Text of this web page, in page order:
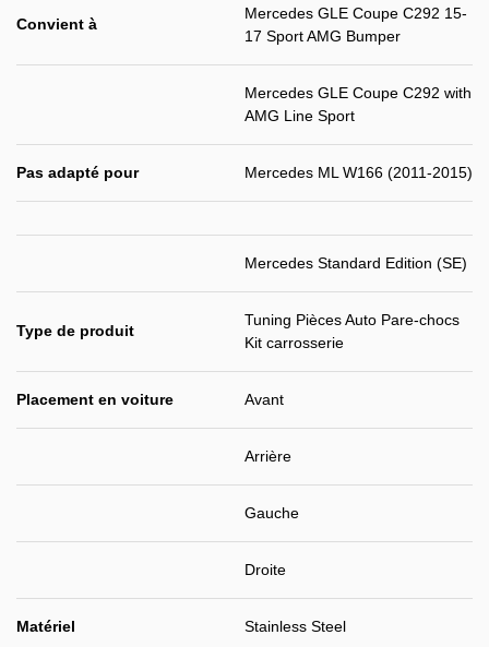
Convient à
Mercedes GLE Coupe C292 15-
17 Sport AMG Bumper
Mercedes GLE Coupe C292 with
AMG Line Sport
Pas adapté pour Mercedes ML W166 (2011-2015)
Mercedes Standard Edition (SE)
Type de produit
Tuning Pièces Auto Pare-chocs
Kit carrosserie
Placement en voiture Avant
Arrière
Gauche
Droite
Matériel Stainless Steel